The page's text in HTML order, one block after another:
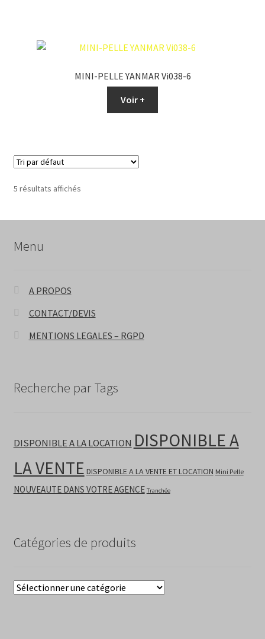
MINI-PELLE YANMAR Vi038-6
Voir +
5 résultats affichés
Menu
A PROPOS
CONTACT/DEVIS
MENTIONS LEGALES – RGPD
Recherche par Tags
DISPONIBLE A LA LOCATION DISPONIBLE A
LA VENTE DISPONIBLE A LA VENTE ET LOCATION Mini Pelle
NOUVEAUTE DANS VOTRE AGENCE Tranchée
Catégories de produits